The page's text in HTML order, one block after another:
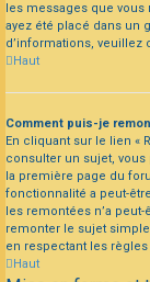
les messages que
ayez été placé dans un
d’informations, veuillez
Haut
Comment puis-je
En cliquant sur le lien «
consulter un sujet,
la première page du
fonctionnalité a peut-
les remontées n’a
remonter le sujet
en respectant les
Haut